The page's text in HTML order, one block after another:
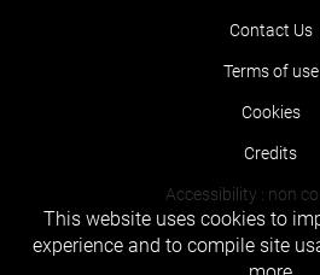
Contact Us
Terms of use
Cookies
Credits
Accessibility : non
This website uses cookies to
experience and to compile site